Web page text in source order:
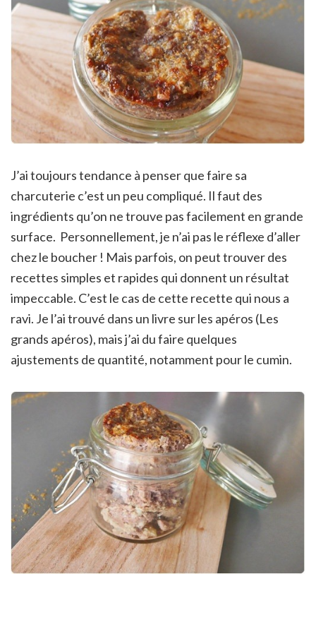
J’ai toujours tendance à penser que faire sa
charcuterie c’est un peu compliqué. Il faut des
ingrédients qu’on ne trouve pas facilement en grande
surface. Personnellement, je n’ai pas le réflexe d’aller
chez le boucher ! Mais parfois, on peut trouver des
recettes simples et rapides qui donnent un résultat
impeccable. C’est le cas de cette recette qui nous a
ravi. Je l’ai trouvé dans un livre sur les apéros (Les
grands apéros), mais j’ai du faire quelques
ajustements de quantité, notamment pour le cumin.